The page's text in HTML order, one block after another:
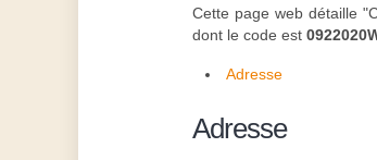
Cette page web détaille
dont le code est
Adresse
Adresse